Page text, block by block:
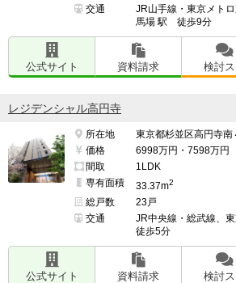
交通
JR山手線・東京メト
馬場 駅 徒歩9分
公式サイト 資料請求 検討
レジデンシャル高円寺
所在地
東京都杉並区高円寺
価格
6998万円・7598万円
間取
1LDK
専有面積
33.37m2
総戸数
23戸
交通
JR中央線・総武線、
徒歩5分
公式サイト 資料請求 検討